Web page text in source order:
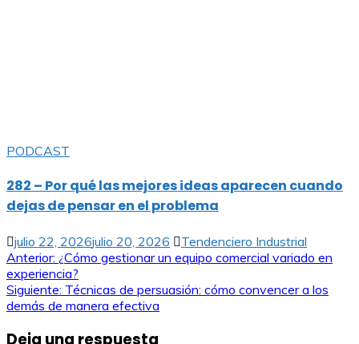
PODCAST
282 – Por qué las mejores ideas aparecen cuando
dejas de pensar en el problema
julio 22, 2026julio 20, 2026
Tendenciero Industrial
Anterior: ¿Cómo gestionar un equipo comercial variado en
experiencia?
Siguiente: Técnicas de persuasión: cómo convencer a los
demás de manera efectiva